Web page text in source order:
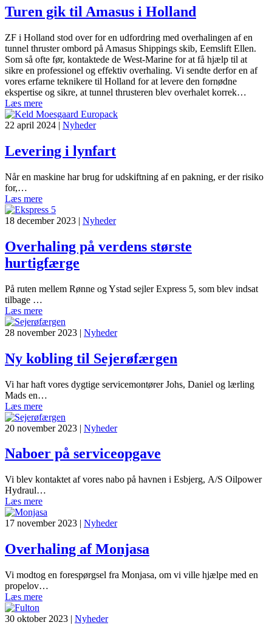
Turen gik til Amasus i Holland
ZF i Holland stod over for en udfordring med overhalingen af en
tunnel thruster ombord på Amasus Shippings skib, Eemslift Ellen.
Som så ofte før, kontaktede de West-Marine for at få hjælp til at
sikre en professionel og effektiv overhaling. Vi sendte derfor en af
vores erfarne teknikere til Holland for at levere den fornødne
ekspertise og sikre, at tunnel thrusteren blev overhalet korrek…
Læs mere
22 april 2024 | Nyheder
Levering i lynfart
Når en maskine har brug for udskiftning af en pakning, er der risiko
for,…
Læs mere
18 december 2023 | Nyheder
Overhaling på verdens største
hurtigfærge
På ruten mellem Rønne og Ystad sejler Express 5, som blev indsat
tilbage …
Læs mere
28 november 2023 | Nyheder
Ny kobling til Sejerøfærgen
Vi har haft vores dygtige servicemontører Johs, Daniel og lærling
Mads en…
Læs mere
20 november 2023 | Nyheder
Naboer på serviceopgave
Vi blev kontaktet af vores nabo på havnen i Esbjerg, A/S Oilpower
Hydraul…
Læs mere
17 november 2023 | Nyheder
Overhaling af Monjasa
Vi modtog en forespørgsel fra Monjasa, om vi ville hjælpe med en
propelov…
Læs mere
30 oktober 2023 | Nyheder